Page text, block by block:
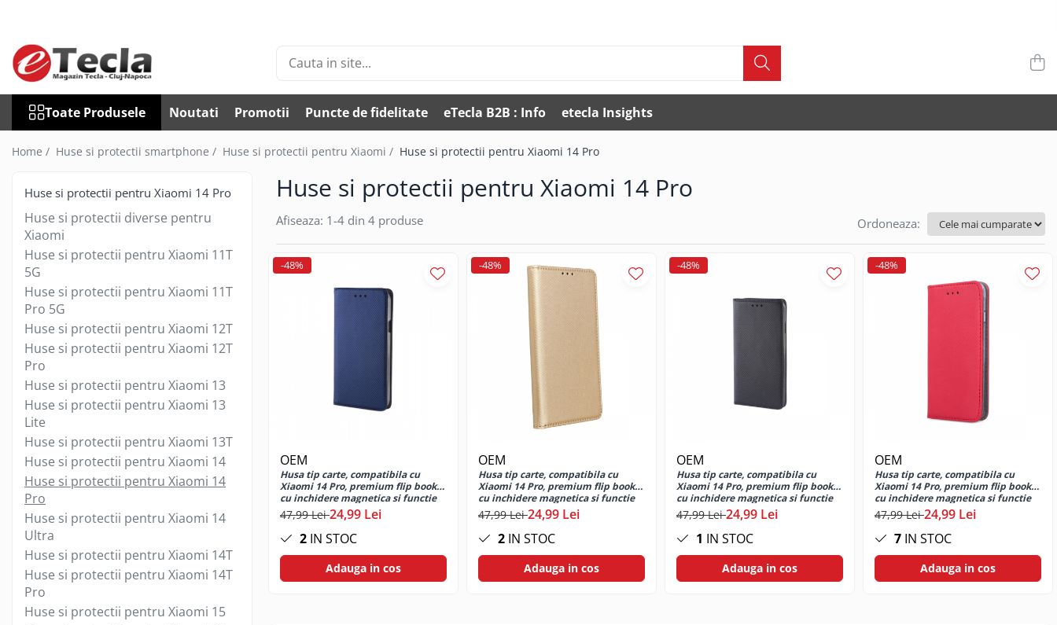
Toate Produsele
Accesorii Diverse
Accesorii auto
Auto accesorii scule
Becuri auto
Car DVR
Car FM
Huse Talon & Permis
Tractare Auto
Accesorii Foto
Huse foto
Articole divertisment
Joc pentru degete
Jocuri de masa
Machiaj temporar si efecte speciale
Seturi si jocuri creative
Articole pentru creatori de
continut
Hub-uri si adaptoare Editare &
Munca mobila
Microfoane Video & Vlogging
Selfie Stickuri pentru Vlogging &
Continut Video
Jucarii
Masinute si vehicule
Nisip kinetic si modelabil
Accesorii Gaming
Toate Produsele Noutati Promotii Puncte de fidelitate eTecla B2B : Info etecla Insights
Home / Huse si protectii smartphone / Huse si protectii pentru Xiaomi / Huse si protectii pentru Xiaomi 14 Pro
Huse si protectii pentru Xiaomi 14 Pro
Huse si protectii pentru Xiaomi 14 Pro
Huse si protectii diverse pentru
Xiaomi
Huse si protectii pentru Xiaomi 11T
5G
Huse si protectii pentru Xiaomi 11T
Pro 5G
Huse si protectii pentru Xiaomi 12T
Huse si protectii pentru Xiaomi 12T
Pro
Huse si protectii pentru Xiaomi 13
Huse si protectii pentru Xiaomi 13
Lite
Huse si protectii pentru Xiaomi 13T
Huse si protectii pentru Xiaomi 14
Huse si protectii pentru Xiaomi 14
Pro
Huse si protectii pentru Xiaomi 14
Ultra
Huse si protectii pentru Xiaomi 14T
Huse si protectii pentru Xiaomi 14T
Pro
Huse si protectii pentru Xiaomi 15
Afiseaza: 1-4 din 4 produse Ordoneaza:
-48%
OEM
Husa tip carte, compatibila cu
Xiaomi 14 Pro, premium flip book
cu inchidere magnetica si functie
stand, buzunar card, albastra
47,99 Lei24,99 Lei
2 IN STOC
Adauga in cos
-48%
OEM
Husa tip carte, compatibila cu
Xiaomi 14 Pro, premium flip book
cu inchidere magnetica si functie
stand, buzunar card, auriu
47,99 Lei24,99 Lei
2 IN STOC
Adauga in cos
-48%
OEM
Husa tip carte, compatibila cu
Xiaomi 14 Pro, premium flip book
cu inchidere magnetica si functie
stand, buzunar card, negru
47,99 Lei24,99 Lei
1 IN STOC
Adauga in cos
-48%
OEM
Husa tip carte, compatibila cu
Xiaomi 14 Pro, premium flip book
cu inchidere magnetica si functie
stand, buzunar card, rosie
47,99 Lei24,99 Lei
7 IN STOC
Adauga in cos